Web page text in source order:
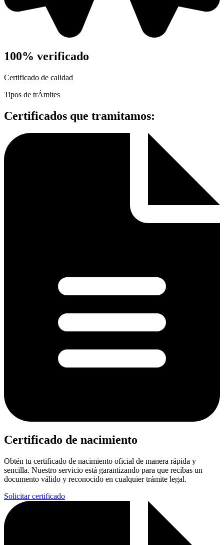
100% verificado
Certificado de calidad
Tipos de trÁmites
Certificados que tramitamos:
Certificado de nacimiento
Obtén tu certificado de nacimiento oficial de manera rápida y
sencilla. Nuestro servicio está garantizando para que recibas un
documento válido y reconocido en cualquier trámite legal.
Solicitar certificado